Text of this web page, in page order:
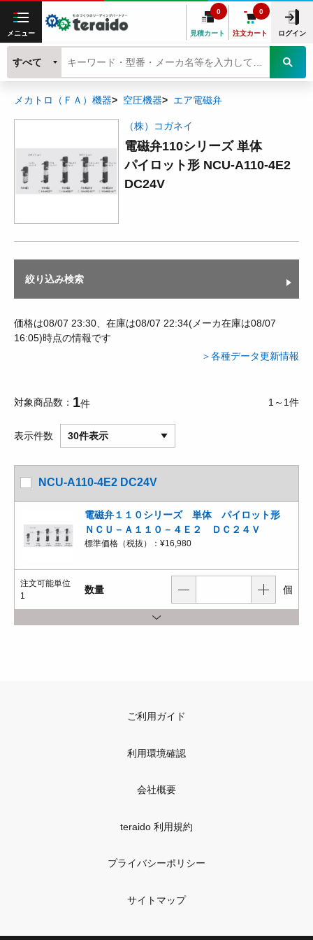
メニュー 見積カート
0
注文カート
0
ログイン
すべて
メカトロ（ＦＡ）機器 空圧機器 エア電磁弁
（株）コガネイ
電磁弁110シリーズ 単体
パイロット形 NCU-A110-4E2
DC24V
絞り込み検索
価格は08/07 23:30、在庫は08/07 22:34(メーカ在庫は08/07
16:05)時点の情報です
＞各種データ更新情報
対象商品数 1件 1～1件
表示件数 30件表示
NCU-A110-4E2 DC24V
電磁弁１１０シリーズ 単体 パイロット形
ＮＣＵ－Ａ１１０－４Ｅ２ ＤＣ２４Ｖ
標準価格（税抜）： ¥16,980
注文可能単位
1
数量 個
ご利用ガイド
利用環境確認
会社概要
teraido 利用規約
プライバシーポリシー
サイトマップ